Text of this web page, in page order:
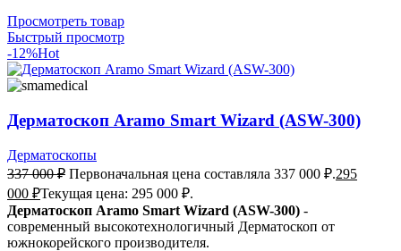
Просмотреть товар
Быстрый просмотр
-12%Hot
Дерматоскоп Aramo Smart Wizard (ASW-300)
Дерматоскопы
337 000₽ Первоначальная цена составляла 337 000 ₽.295
000 ₽Текущая цена: 295 000 ₽.
Дерматоскоп Aramo Smart Wizard (ASW-300) -
современный высокотехнологичный Дерматоскоп от
южнокорейского производителя.